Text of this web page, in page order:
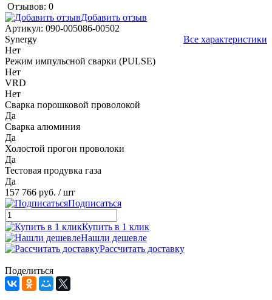
Отзывов: 0
Добавить отзыв
Артикул: 090-005086-00502
Все характеристики
Synergy
Нет
Режим импульсной сварки (PULSE)
Нет
VRD
Нет
Сварка порошковой проволокой
Да
Сварка алюминия
Да
Холостой прогон проволоки
Да
Тестовая продувка газа
Да
157 766 руб. / шт
Подписаться
Купить в 1 клик
Нашли дешевле
Рассчитать доставку
Поделиться